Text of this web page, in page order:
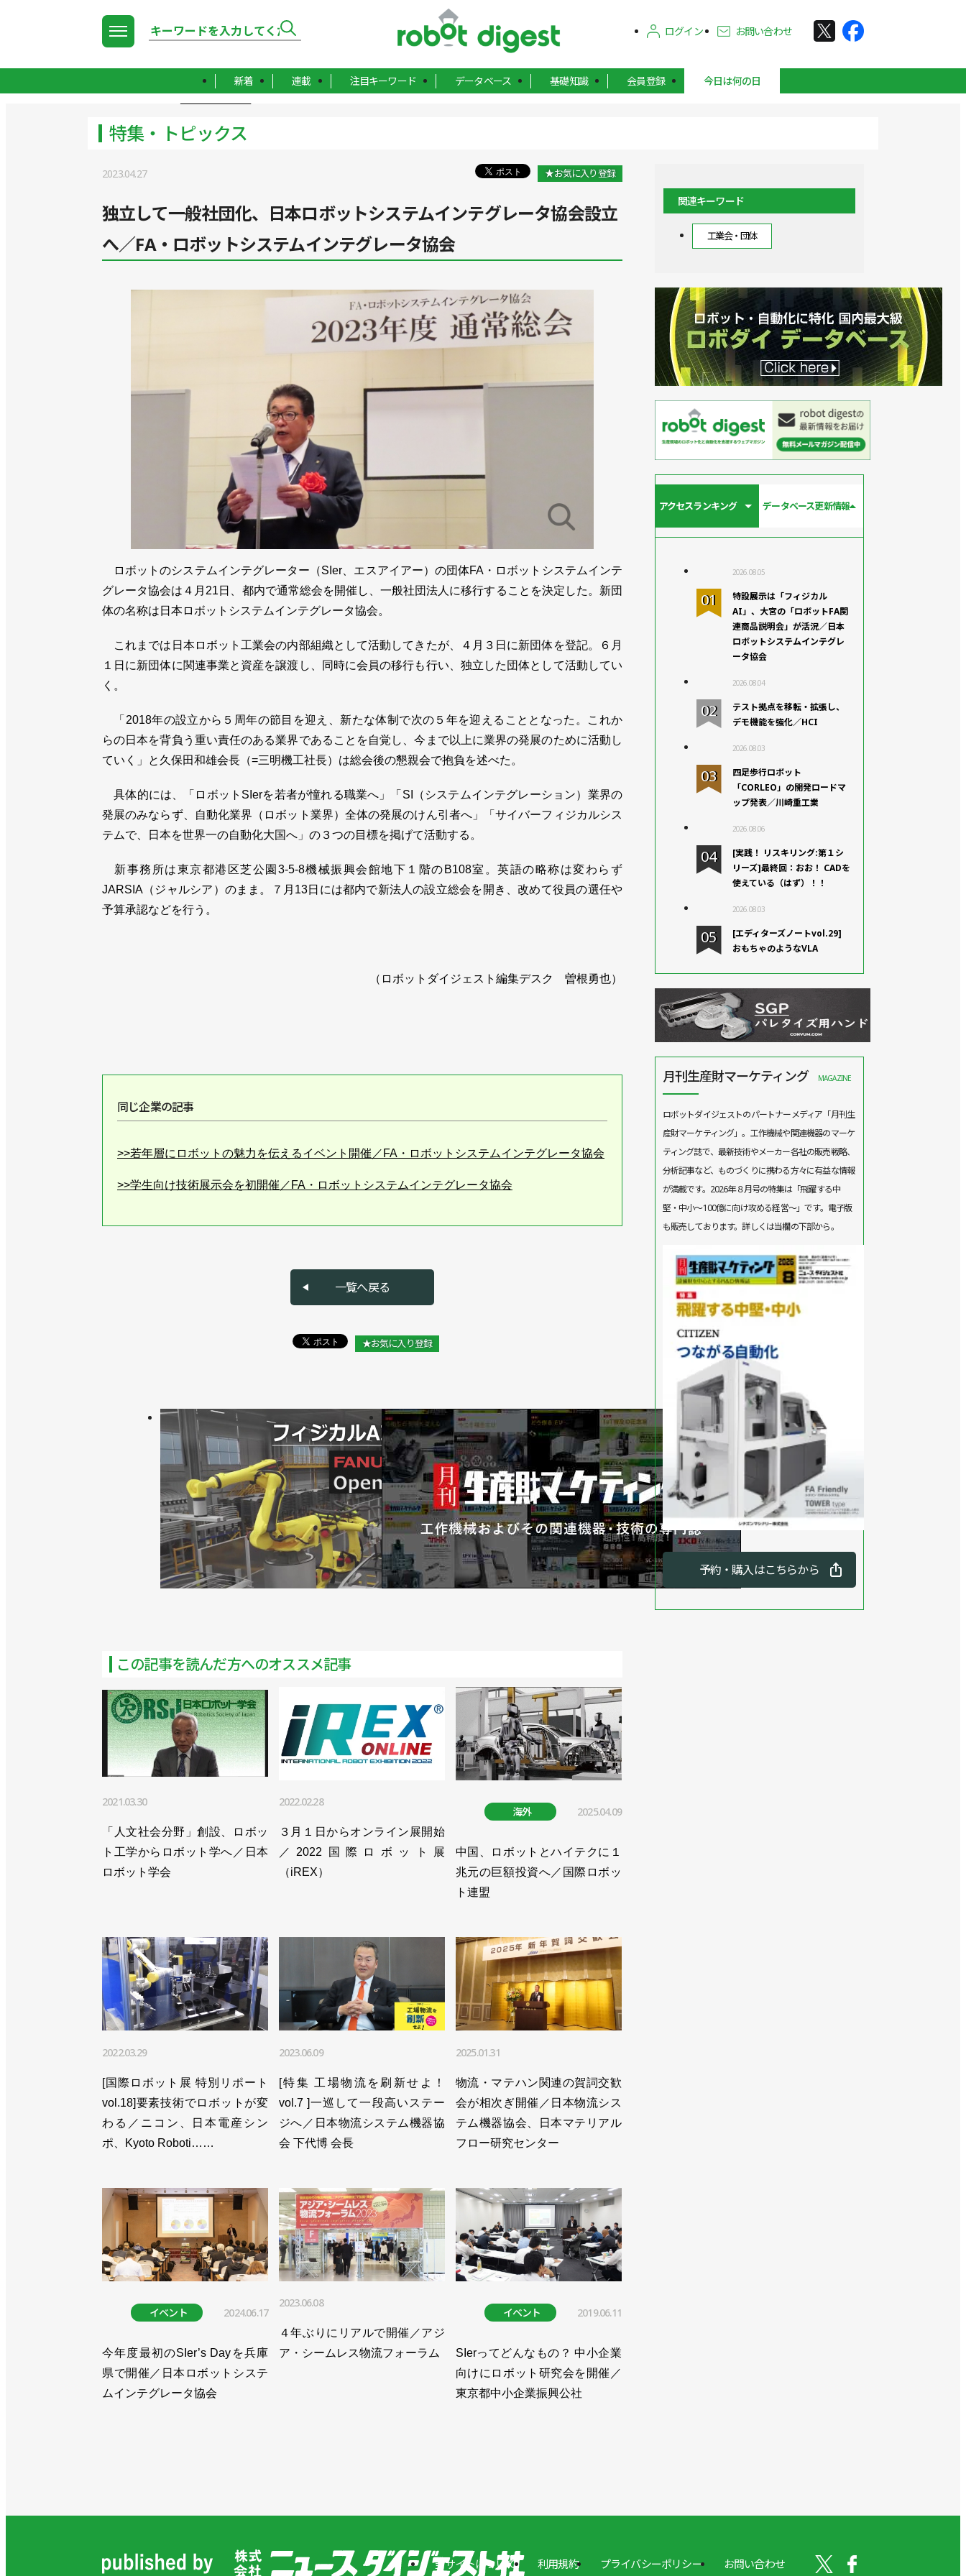
ログイン お問い合わせ
新着 連載 注目キーワード データベース 基礎知識 会員登録 今日は何の日
特集・トピックス
2023.04.27 ★お気に入り登録
独立して一般社団化、日本ロボットシステムインテグレータ協会設立
へ／FA・ロボットシステムインテグレータ協会
ロボットのシステムインテグレーター（SIer、エスアイアー）の団体FA・ロボットシステムインテ
グレータ協会は４月21日、都内で通常総会を開催し、一般社団法人に移行することを決定した。新団
体の名称は日本ロボットシステムインテグレータ協会。
これまでは日本ロボット工業会の内部組織として活動してきたが、４月３日に新団体を登記。６月
１日に新団体に関連事業と資産を譲渡し、同時に会員の移行も行い、独立した団体として活動してい
く。
「2018年の設立から５周年の節目を迎え、新たな体制で次の５年を迎えることとなった。これか
らの日本を背負う重い責任のある業界であることを自覚し、今まで以上に業界の発展のために活動し
ていく」と久保田和雄会長（=三明機工社長）は総会後の懇親会で抱負を述べた。
具体的には、「ロボットSIerを若者が憧れる職業へ」「SI（システムインテグレーション）業界の
発展のみならず、自動化業界（ロボット業界）全体の発展のけん引者へ」「サイバーフィジカルシス
テムで、日本を世界一の自動化大国へ」の３つの目標を掲げて活動する。
新事務所は東京都港区芝公園3-5-8機械振興会館地下１階のB108室。英語の略称は変わらず
JARSIA（ジャルシア）のまま。７月13日には都内で新法人の設立総会を開き、改めて役員の選任や
予算承認などを行う。
（ロボットダイジェスト編集デスク 曽根勇也）
同じ企業の記事
>>若年層にロボットの魅力を伝えるイベント開催／FA・ロボットシステムインテグレータ協会
>>学生向け技術展示会を初開催／FA・ロボットシステムインテグレータ協会
>>引き合いは好調も98％がエンジニア不足／FA・ロボットシステムインテグレータ協会
>>11月に札幌でSIer’s Day開催／FA・ロボットシステムインテグレータ協会
>>熊田曜子さんを起用したミニドラマを公開／FA・ロボットシステムインテグレータ協会
>>中小企業のロボット導入のポイントをセミナーで／FA・ロボットシステムインテグレータ協
>>28社が新商品・サービスを紹介！ 技術セミナーも併催／FA・ロボットシステムインテグレ
ータ協会
>>第１回ロボットSI検定の詳細を決定／FA・ロボットシステムインテグレータ協会
>>５月に広島でロボットSIerのイベントを開催／FA・ロボットシステムインテグレータ協会
>>九州でSIer向けイベントを開催／FA・ロボットシステムインテグレータ協会
>>群馬・香川・東京でロボットSIer向けイベントを開催／FA・ロボットシステムインテグレー
タ協会
>>仙台でロボットSIer向けイベントを開催／FA・ロボットシステムインテグレータ協会
>>「ロボットアイデア甲子園」を開催／FA・ロボットシステムインテグレータ協会
>>相模原と広島でロボットSIer向けイベントを開催／FA・ロボットシステムインテグレータ協
会
>>SIer向け新製品発表会を７月９日に開催／FA・ロボットシステムインテグレータ協会
>>設立１年で会員数200社超に！学生向けの取り組みなど本格化／FA・ロボットシステムイン
>>「第２回SIer川柳大賞」を開催／FA・ロボットシステムインテグレータ協会
>>大阪でイベントを開催、ロボット関連企業の交流図る／FA・ロボットシステムインテグレー
タ協会
>>大阪でロボットSIerのイベントを開催／FA・ロボットシステムインテグレータ協会
>>「第１回SIer川柳大賞」を開催／FA・ロボットシステムインテグレータ協会
>>27日に仙台でSIer向けイベントを開催／FA・ロボットシステムインテグレータ協会
一覧へ戻る
★お気に入り登録
この記事を読んだ方へのオススメ記事
2021.03.30
「人文社会分野」創設、ロボッ
ト工学からロボット学へ／日本
ロボット学会
2022.02.28
３月１日からオンライン展開始
／2022国際ロボット展
（iREX）
海外 2025.04.09
中国、ロボットとハイテクに１
兆元の巨額投資へ／国際ロボッ
ト連盟
2022.03.29
[国際ロボット展 特別リポート
vol.18]要素技術でロボットが変
わる／ニコン、日本電産シン
ポ、Kyoto Roboti……
2023.06.09
[特集 工場物流を刷新せよ！
vol.7 ]一巡して一段高いステー
ジへ／日本物流システム機器協
会 下代博 会長
2025.01.31
物流・マテハン関連の賀詞交歓
会が相次ぎ開催／日本物流シス
テム機器協会、日本マテリアル
フロー研究センター
イベント 2024.06.17
今年度最初のSIer’s Dayを兵庫
県で開催／日本ロボットシステ
ムインテグレータ協会
2023.06.08
４年ぶりにリアルで開催／アジ
ア・シームレス物流フォーラム
イベント 2019.06.11
SIerってどんなもの？ 中小企業
向けにロボット研究会を開催／
東京都中小企業振興公社
関連キーワード
工業会・団体
アクセスランキング データベース更新情報
2026.08.05
特設展示は「フィジカル
AI」、大宮の「ロボットFA関
連商品説明会」が活況／日本
ロボットシステムインテグレ
ータ協会
2026.08.04
テスト拠点を移転・拡張し、
デモ機能を強化／HCI
2026.08.03
四足歩行ロボット
「CORLEO」の開発ロードマ
ップ発表／川崎重工業
2026.08.06
[実践！ リスキリング:第１シ
リーズ]最終回：おお！ CADを
使えている（はず）！！
2026.08.03
[エディターズノートvol.29]
おもちゃのようなVLA
月刊生産財マーケティング MAGAZINE
ロボットダイジェストのパートナーメディア「月刊生
産財マーケティング」。工作機械や関連機器のマーケ
ティング誌で、最新技術やメーカー各社の販売戦略、
分析記事など、ものづくりに携わる方々に有益な情報
が満載です。2026年８月号の特集は「飛躍する中
堅・中小～100億に向け攻める経営～」です。電子版
も販売しております。詳しくは当欄の下部から。
予約・購入はこちらから
当サイトについて 利用規約 プライバシーポリシー お問い合わせ